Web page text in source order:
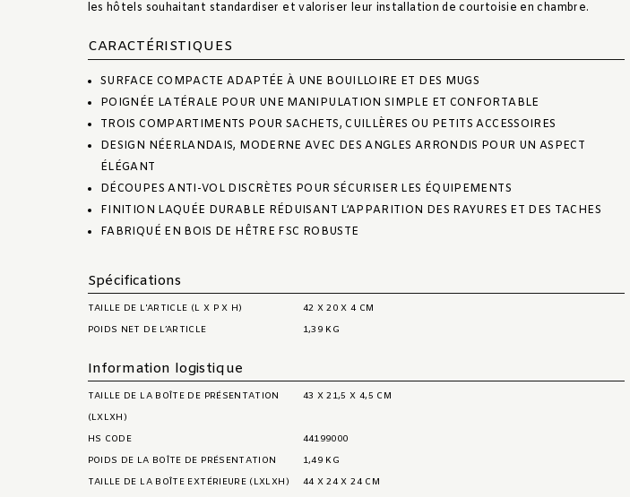
les hôtels souhaitant standardiser et valoriser leur installation de courtoisie en chambre.
CARACTÉRISTIQUES
SURFACE COMPACTE ADAPTÉE À UNE BOUILLOIRE ET DES MUGS
POIGNÉE LATÉRALE POUR UNE MANIPULATION SIMPLE ET CONFORTABLE
TROIS COMPARTIMENTS POUR SACHETS, CUILLÈRES OU PETITS ACCESSOIRES
DESIGN NÉERLANDAIS, MODERNE AVEC DES ANGLES ARRONDIS POUR UN ASPECT
ÉLÉGANT
DÉCOUPES ANTI-VOL DISCRÈTES POUR SÉCURISER LES ÉQUIPEMENTS
FINITION LAQUÉE DURABLE RÉDUISANT L’APPARITION DES RAYURES ET DES TACHES
FABRIQUÉ EN BOIS DE HÊTRE FSC ROBUSTE
Spécifications
TAILLE DE L'ARTICLE (L X P X H)
42 X 20 X 4 CM
POIDS NET DE L’ARTICLE
1,39 KG
Information logistique
TAILLE DE LA BOÎTE DE PRÉSENTATION
(LXLXH)
43 X 21,5 X 4,5 CM
HS CODE
44199000
POIDS DE LA BOÎTE DE PRÉSENTATION
1,49 KG
TAILLE DE LA BOÎTE EXTÉRIEURE (LXLXH)
44 X 24 X 24 CM